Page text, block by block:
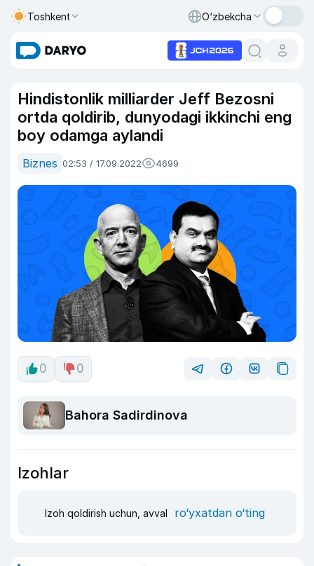
Toshkent O‘zbekcha
Hindistonlik milliarder Jeff Bezosni
ortda qoldirib, dunyodagi ikkinchi eng
boy odamga aylandi
Biznes 02:53 / 17.09.2022 4699
0 0
Bahora Sadirdinova
Izohlar
Izoh qoldirish uchun, avval ro‘yxatdan o‘ting